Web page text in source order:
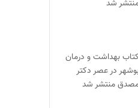
شد
کتاب بهداشت و درمان
در عصر دکتر
منتشر شد